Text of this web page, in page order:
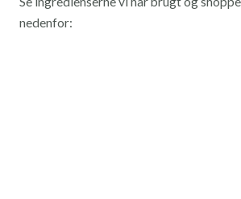
nedenfor: